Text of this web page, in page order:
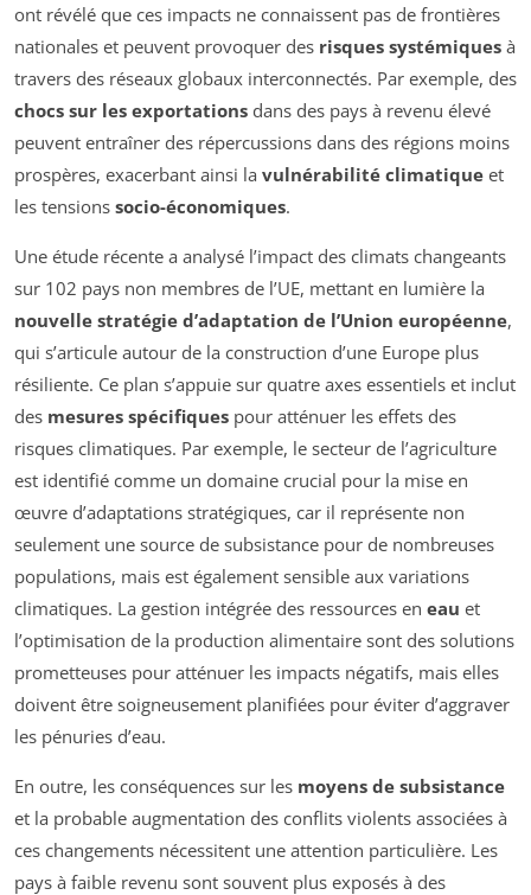
ont révélé que ces impacts ne connaissent pas de frontières
nationales et peuvent provoquer des risques systémiques à
travers des réseaux globaux interconnectés. Par exemple, des
chocs sur les exportations dans des pays à revenu élevé
peuvent entraîner des répercussions dans des régions moins
prospères, exacerbant ainsi la vulnérabilité climatique et
les tensions socio-économiques.
Une étude récente a analysé l’impact des climats changeants
sur 102 pays non membres de l’UE, mettant en lumière la
nouvelle stratégie d’adaptation de l’Union européenne,
qui s’articule autour de la construction d’une Europe plus
résiliente. Ce plan s’appuie sur quatre axes essentiels et inclut
des mesures spécifiques pour atténuer les effets des
risques climatiques. Par exemple, le secteur de l’agriculture
est identifié comme un domaine crucial pour la mise en
œuvre d’adaptations stratégiques, car il représente non
seulement une source de subsistance pour de nombreuses
populations, mais est également sensible aux variations
climatiques. La gestion intégrée des ressources en eau et
l’optimisation de la production alimentaire sont des solutions
prometteuses pour atténuer les impacts négatifs, mais elles
doivent être soigneusement planifiées pour éviter d’aggraver
les pénuries d’eau.
En outre, les conséquences sur les moyens de subsistance
et la probable augmentation des conflits violents associées à
ces changements nécessitent une attention particulière. Les
pays à faible revenu sont souvent plus exposés à des